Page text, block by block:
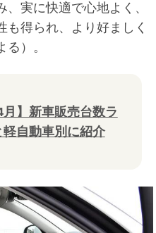
実に快適で心地よく、
も得られ、より好ましく
）。
月】新車販売台数ラ
自動車別に紹介